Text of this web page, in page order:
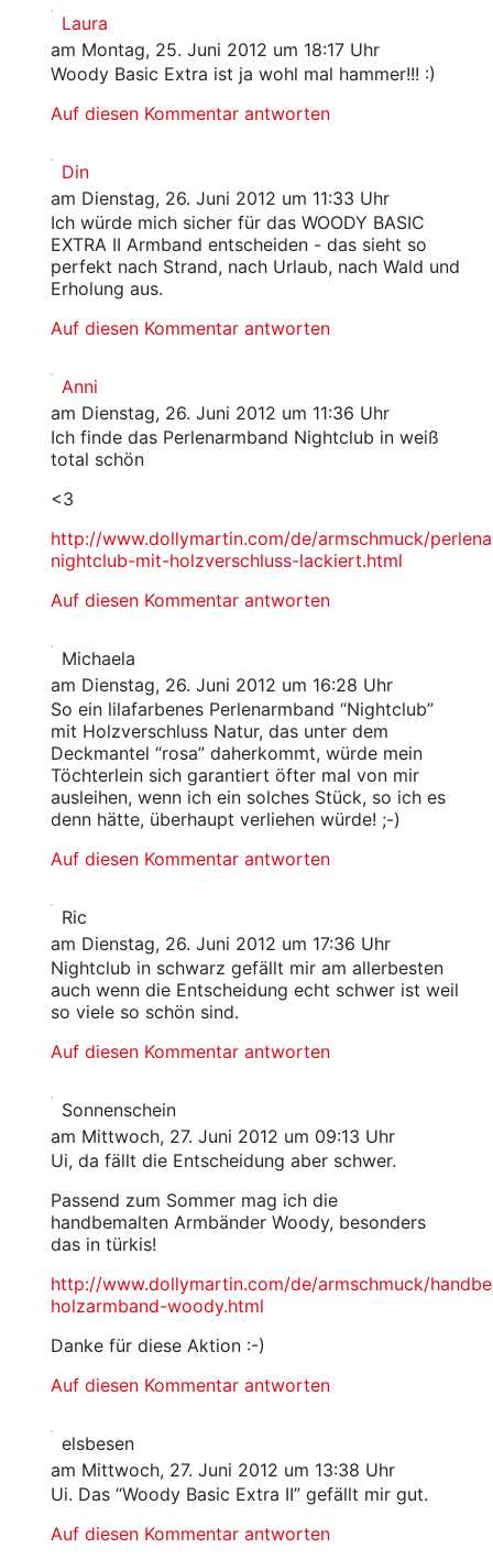
Laura
am Montag, 25. Juni 2012 um 18:17 Uhr
Woody Basic Extra ist ja wohl mal hammer!!! :)
Auf diesen Kommentar antworten
Din
am Dienstag, 26. Juni 2012 um 11:33 Uhr
Ich würde mich sicher für das WOODY BASIC
EXTRA II Armband entscheiden - das sieht so
perfekt nach Strand, nach Urlaub, nach Wald und
Erholung aus.
Auf diesen Kommentar antworten
Anni
am Dienstag, 26. Juni 2012 um 11:36 Uhr
Ich finde das Perlenarmband Nightclub in weiß
total schön
<3
http://www.dollymartin.com/de/armschmuck/
nightclub-mit-holzverschluss-lackiert.html
Auf diesen Kommentar antworten
Michaela
am Dienstag, 26. Juni 2012 um 16:28 Uhr
So ein lilafarbenes Perlenarmband “Nightclub”
mit Holzverschluss Natur, das unter dem
Deckmantel “rosa” daherkommt, würde mein
Töchterlein sich garantiert öfter mal von mir
ausleihen, wenn ich ein solches Stück, so ich es
denn hätte, überhaupt verliehen würde! ;-)
Auf diesen Kommentar antworten
Ric
am Dienstag, 26. Juni 2012 um 17:36 Uhr
Nightclub in schwarz gefällt mir am allerbesten
auch wenn die Entscheidung echt schwer ist weil
so viele so schön sind.
Auf diesen Kommentar antworten
Sonnenschein
am Mittwoch, 27. Juni 2012 um 09:13 Uhr
Ui, da fällt die Entscheidung aber schwer.
Passend zum Sommer mag ich die
handbemalten Armbänder Woody, besonders
das in türkis!
http://www.dollymartin.com/de/armschmuck/
holzarmband-woody.html
Danke für diese Aktion :-)
Auf diesen Kommentar antworten
elsbesen
am Mittwoch, 27. Juni 2012 um 13:38 Uhr
Ui. Das “Woody Basic Extra II” gefällt mir gut.
Auf diesen Kommentar antworten